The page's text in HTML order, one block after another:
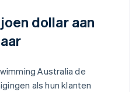
dollar aan
Australia de
als hun klanten